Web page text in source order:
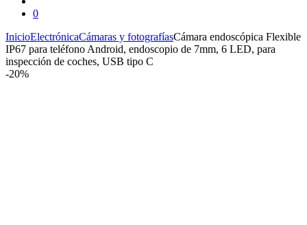
0
InicioElectrónicaCámaras y fotografíasCámara endoscópica Flexible
IP67 para teléfono Android, endoscopio de 7mm, 6 LED, para
inspección de coches, USB tipo C
-20%